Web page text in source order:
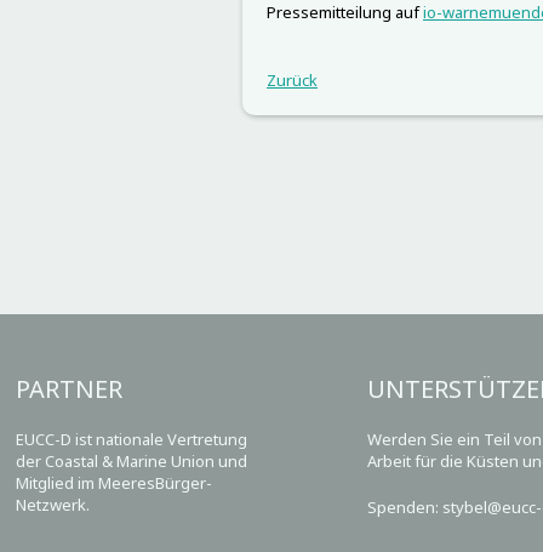
Pressemitteilung aufio-
Zurück
PARTNER
EUCC-D ist nationale Vertretung
der Coastal & Marine Union und
Mitglied im MeeresBürger-
Netzwerk.
Werden Sie ein Teil
Arbeit für die Küsten
Spenden: